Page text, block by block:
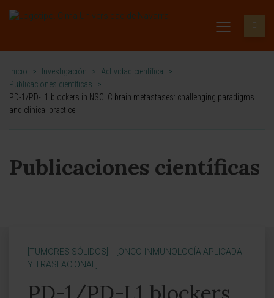
Inicio > Investigación > Actividad científica
>
Publicaciones científicas
>
PD-1/PD-L1 blockers in NSCLC brain metastases: challenging paradigms
and clinical practice
Publicaciones científicas
[TUMORES SÓLIDOS]
[ONCO-INMUNOLOGÍA APLICADA
Y TRASLACIONAL]